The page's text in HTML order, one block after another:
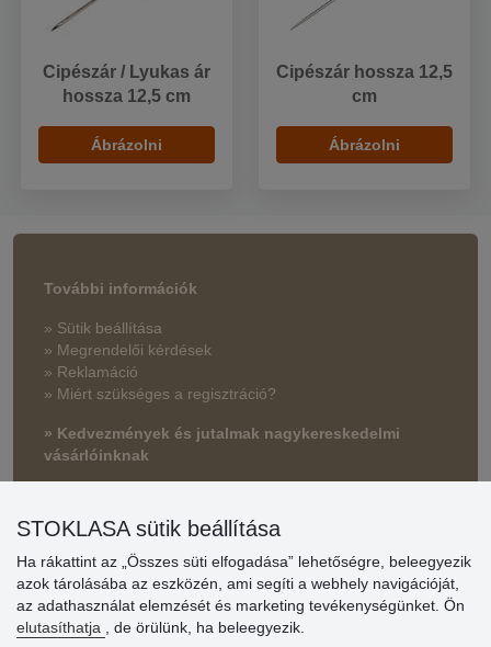
Cipészár / Lyukas ár
hossza 12,5 cm
Ábrázolni
Cipészár hossza 12,5
cm
Ábrázolni
További információk
» Sütik beállítása
» Megrendelői kérdések
» Reklamáció
» Miért szükséges a regisztráció?
» Kedvezmények és jutalmak nagykereskedelmi
vásárlóinknak
Vásárlók
értékelése
Excellent service
STOKLASA sütik beállítása
Ha rákattint az „Összes süti elfogadása” lehetőségre, beleegyezik
azok tárolásába az eszközén, ami segíti a webhely navigációját,
az adathasználat elemzését és marketing tevékenységünket. Ön
elutasíthatja
, de örülünk, ha beleegyezik.